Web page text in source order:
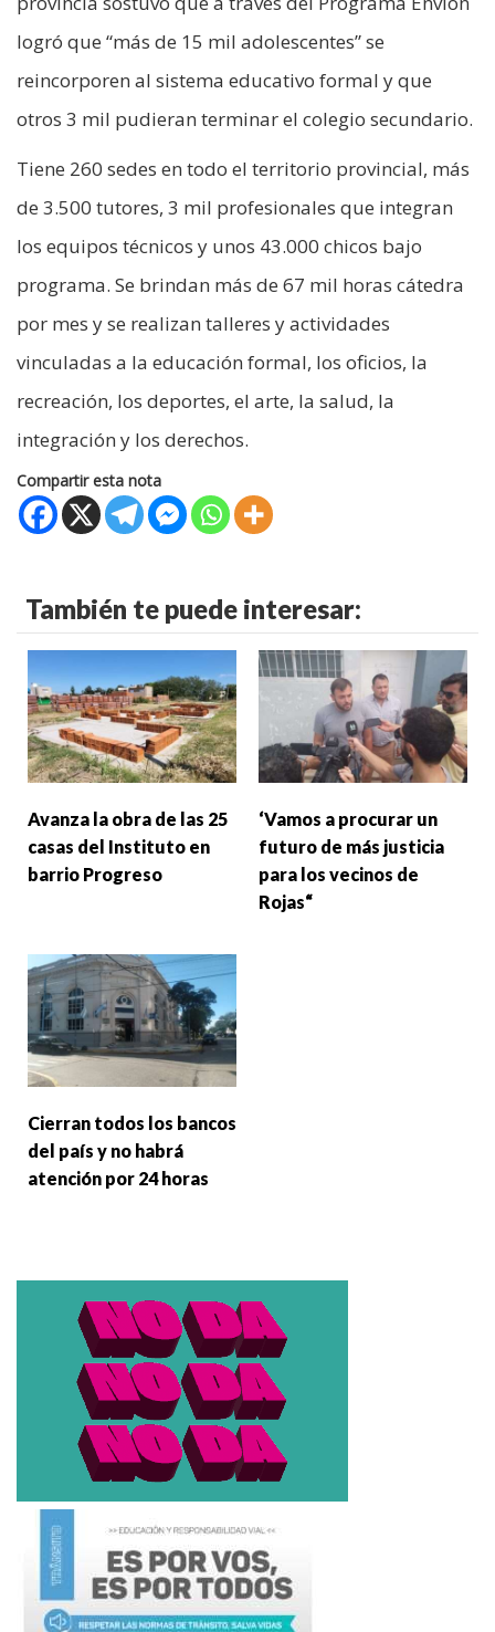
logró que “más de 15 mil adolescentes” se
reincorporen al sistema educativo formal y que
otros 3 mil pudieran terminar el colegio secundario.
Tiene 260 sedes en todo el territorio provincial, más
de 3.500 tutores, 3 mil profesionales que integran
los equipos técnicos y unos 43.000 chicos bajo
programa. Se brindan más de 67 mil horas cátedra
por mes y se realizan talleres y actividades
vinculadas a la educación formal, los oficios, la
recreación, los deportes, el arte, la salud, la
integración y los derechos.
Compartir esta nota
También te puede interesar:
Avanza la obra de las 25
casas del Instituto en
barrio Progreso
‘Vamos a procurar un
futuro de más justicia
para los vecinos de
Rojas“
Cierran todos los bancos
del país y no habrá
atención por 24 horas